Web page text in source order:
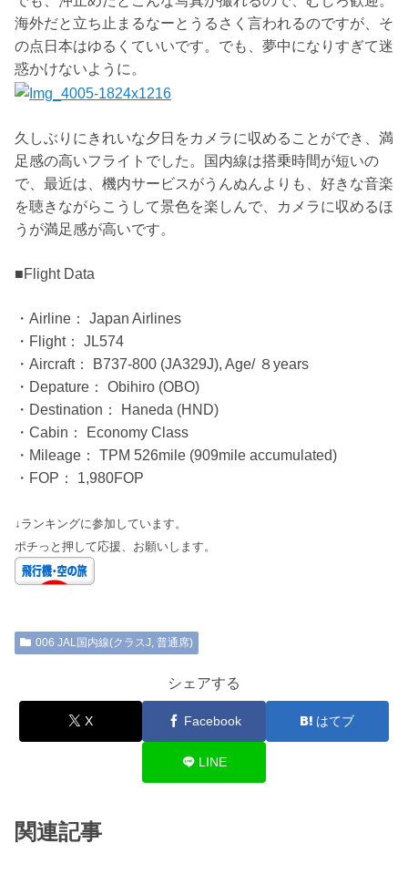
海外だと立ち止まるなーとうるさく言われるのですが、そ
の点日本はゆるくていいです。でも、夢中になりすぎて迷
惑かけないように。
久しぶりにきれいな夕日をカメラに収めることができ、満
足感の高いフライトでした。国内線は搭乗時間が短いの
で、最近は、機内サービスがうんぬんよりも、好きな音楽
を聴きながらこうして景色を楽しんで、カメラに収めるほ
うが満足感が高いです。
■Flight Data
・Airline： Japan Airlines
・Flight： JL574
・Aircraft： B737-800 (JA329J), Age/ ８years
・Depature： Obihiro (OBO)
・Destination： Haneda (HND)
・Cabin： Economy Class
・Mileage： TPM 526mile (909mile accumulated)
・FOP： 1,980FOP
↓ランキングに参加しています。
ポチっと押して応援、お願いします。
006 JAL国内線(クラスJ, 普通席)
シェアする
X Facebook はてブ
LINE
関連記事